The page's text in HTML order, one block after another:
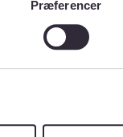
Præferencer